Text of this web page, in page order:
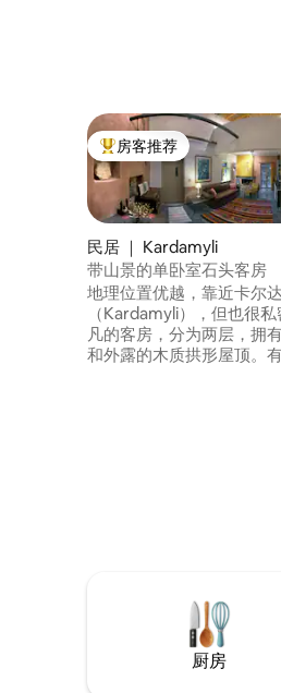
热门「房客推荐」
房客推荐
民居 ｜ Kardamyli
带山景的单卧室石头客房
地理位置优越，靠近卡尔
（Kardamyli），但也很私密。 这是
凡的客房，分为两层，拥
和外露的木质拱形屋顶。
厨房